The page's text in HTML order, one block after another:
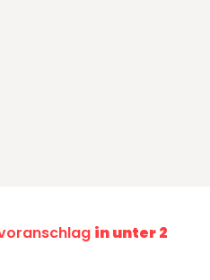
in unter 2